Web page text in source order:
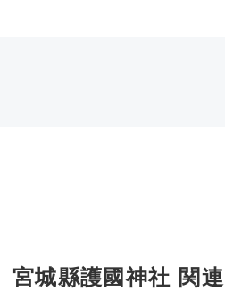
宮城縣護國神社 関